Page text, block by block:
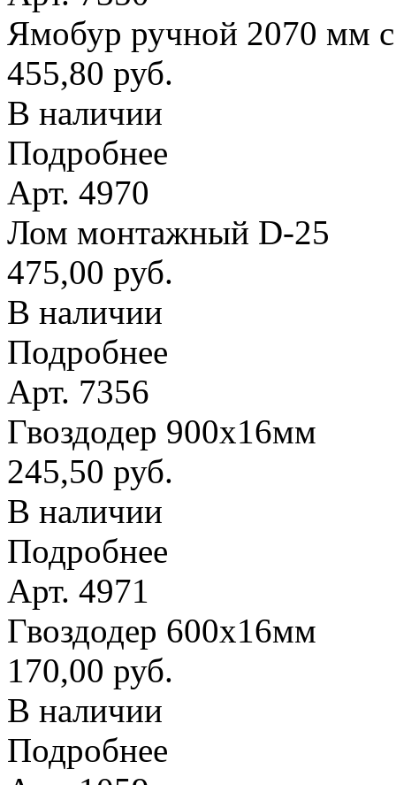
Ямобур ручной 2070 мм
455,80 руб.
В наличии
Подробнее
Арт. 4970
Лом монтажный D-25
475,00 руб.
В наличии
Подробнее
Арт. 7356
Гвоздодер 900х16мм
245,50 руб.
В наличии
Подробнее
Арт. 4971
Гвоздодер 600х16мм
170,00 руб.
В наличии
Подробнее